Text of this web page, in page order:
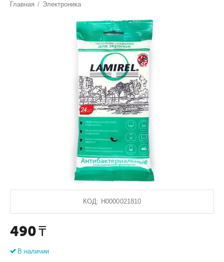
Главная / Электроника
КОД: Н0000021810
490 ₸
В наличии